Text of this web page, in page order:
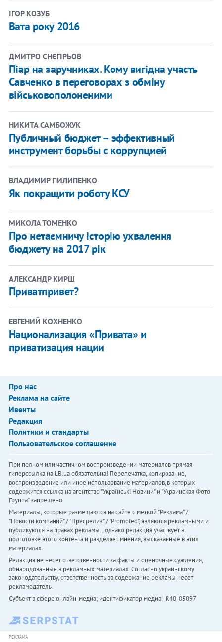
ІГОР КОЗУБ
Вата року 2016
ДМИТРО СНЄГІРЬОВ
Піар на заручниках. Кому вигідна участь
Савченко в переговорах з обміну
військовополоненими
НИКИТА САМБОЖУК
Публичный бюджет – эффективный
инструмент борьбы с коррупцией
ВЛАДИМИР ПИЛИПЕНКО
Як покращити роботу КСУ
МИКОЛА ТОМЕНКО
Про нетаємничу історію ухвалення
бюджету на 2017 рік
АЛЕКСАНДР КИРШ
Приватпривет?
ЕВГЕНИЙ КОХНЕНКО
Национализация «Привата» и
приватизация нации
Про нас
Реклама на сайте
Ивенты
Редакция
Политики и стандарты
Пользовательское соглашение
При полном или частичном воспроизведении материалов прямая
гиперссылка на LB.ua обязательна! Перепечатка, копирование,
воспроизведение или иное использование материалов, в которых
содержится ссылка на агентство "Українськi Новини" и "Украинская Фото
Группа" запрещено.
Материалы, которые размещаются на сайте с меткой "Реклама" /
"Новости компаний" / "Пресрелиз" / "Promoted", являются рекламными и
публикуются на правах рекламы. , однако редакция участвует в
подготовке этого контента и разделяет мнения, высказанные в этих
материалах.
Редакция не несет ответственности за факты и оценочные суждения,
обнародованные в рекламных материалах. Согласно украинскому
законодательству, ответственность за содержание рекламы несет
рекламодатель.
Субъект в сфере онлайн-медиа; идентификатор медиа - R40-05097
РЕКЛАМА